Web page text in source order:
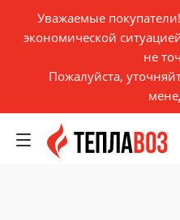
Уважаемые
экономической
не
Пожалуйста,